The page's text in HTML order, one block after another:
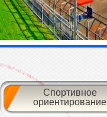
Спортивное
ориентирование